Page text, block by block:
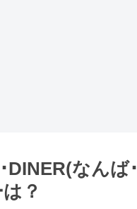
DINER(なん
？